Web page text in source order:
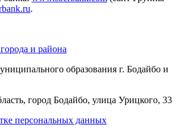
.
и района
образования г. Бодайбо и
город Бодайбо, улица Урицкого, 33
персональных данных